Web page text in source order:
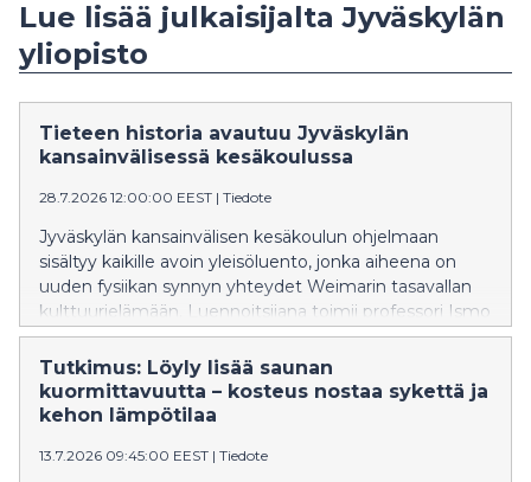
Lue lisää julkaisijalta Jyväskylän
yliopisto
Tieteen historia avautuu Jyväskylän
kansainvälisessä kesäkoulussa
28.7.2026 12:00:00 EEST | Tiedote
Jyväskylän kansainvälisen kesäkoulun ohjelmaan
sisältyy kaikille avoin yleisöluento, jonka aiheena on
uuden fysiikan synnyn yhteydet Weimarin tasavallan
kulttuurielämään. Luennoitsijana toimii professori Ismo
Koponen Helsingin yliopistosta.
Tutkimus: Löyly lisää saunan
kuormittavuutta – kosteus nostaa sykettä ja
kehon lämpötilaa
13.7.2026 09:45:00 EEST | Tiedote